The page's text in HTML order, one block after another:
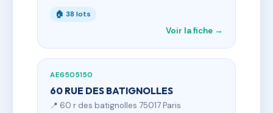
🏠 38 lots
Voir la fiche →
AE6505150
60 RUE DES BATIGNOLLES
📍 60 r des batignolles 75017 Paris